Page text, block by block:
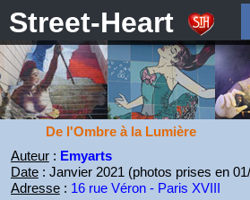
Street-Heart
De l'Ombre à la Lumière
Auteur: Emyarts
Date: Janvier 2021 (photos prises en
Adresse: 16 rue Véron - Paris XVIII